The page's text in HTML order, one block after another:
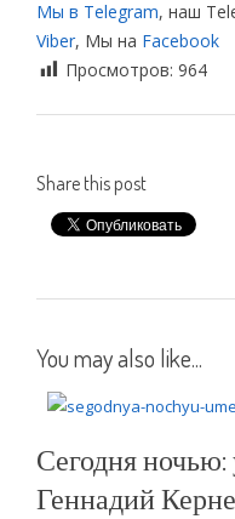
Мы в Telegram, наш
Viber, Мы на Facebook
Просмотров: 964
Share this post
You may also like...
Сегодня
Геннадий